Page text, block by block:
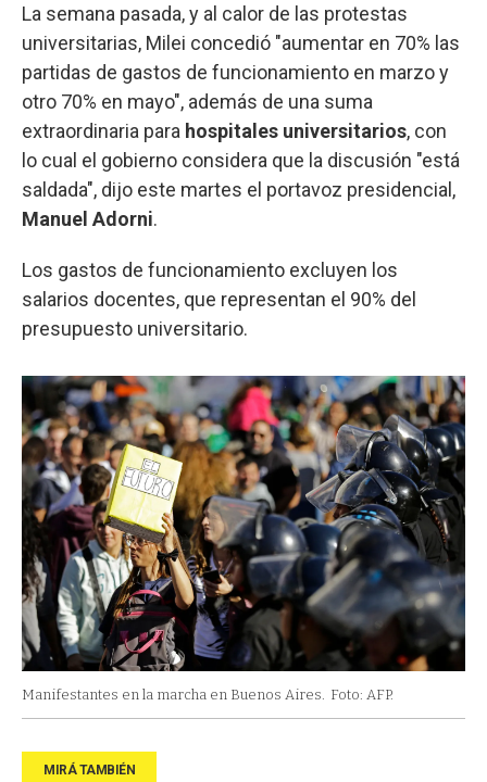
La semana pasada, y al calor de las protestas
universitarias, Milei concedió "aumentar en 70% las
partidas de gastos de funcionamiento en marzo y
otro 70% en mayo", además de una suma
extraordinaria para hospitales universitarios, con
lo cual el gobierno considera que la discusión "está
saldada", dijo este martes el portavoz presidencial,
Manuel Adorni.
Los gastos de funcionamiento excluyen los
salarios docentes, que representan el 90% del
presupuesto universitario.
Manifestantes en la marcha en Buenos Aires. Foto: AFP.